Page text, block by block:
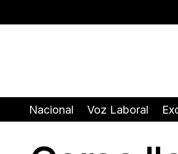
Nacional Voz Laboral